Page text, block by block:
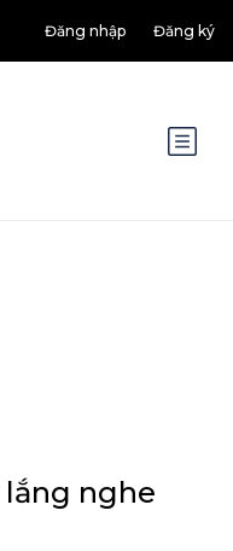
Đăng nhập Đăng ký
nghe